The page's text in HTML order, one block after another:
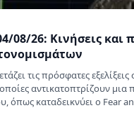
08/26: Κινήσεις και
τις πρόσφατες
αντικατοπτρίζουν μια
όπως καταδεικνύει ο Fear